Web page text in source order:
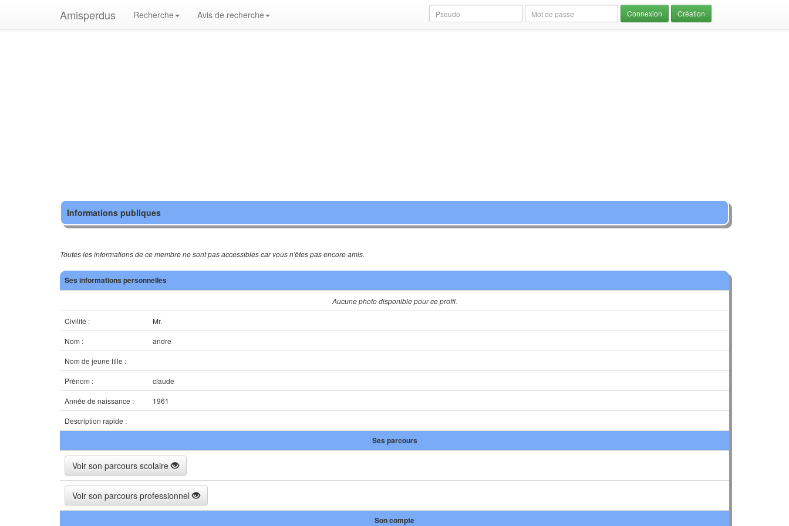
Amisperdus Recherche Avis de recherche Création
Informations publiques
Toutes les informations de ce membre ne sont pas accessibles car vous n'êtes pas encore amis.
Ses informations personnelles
Aucune photo disponible pour ce profil.
Civilité :
Mr.
Nom :
andre
Nom de jeune fille :
Prénom :
claude
Année de naissance :
1961
Description rapide :
Ses parcours
Voir son parcours scolaire
Voir son parcours professionnel
Son compte